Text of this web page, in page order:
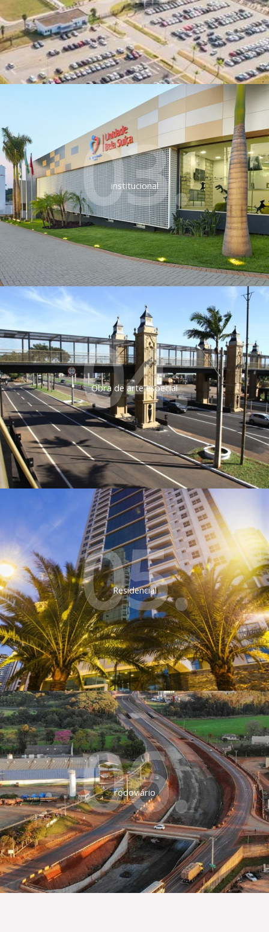
institucional
03.
Obra de arte especial
04.
Residencial
05.
rodoviário
06.